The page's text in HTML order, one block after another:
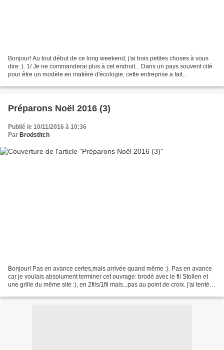
Bonjour! Au tout début de ce long weekend, j'ai trois petites choses à vous
dire :). 1/ Je ne commanderai plus à cet endroit... Dans un pays souvent cité
pour être un modèle en matière d'écologie, cette entreprise a fait
Préparons Noël 2016 (3)
Publié le 10/11/2016 à 10:36
Par Brodstitch
Bonjour! Pas en avance certes,mais arrivée quand même :). Pas en avance
car je voulais absolument terminer cet ouvrage: brodé avec le fil Stollen et
une grille du même site :), en 2fils/1fil mais...pas au point de croix. j'ai tenté le